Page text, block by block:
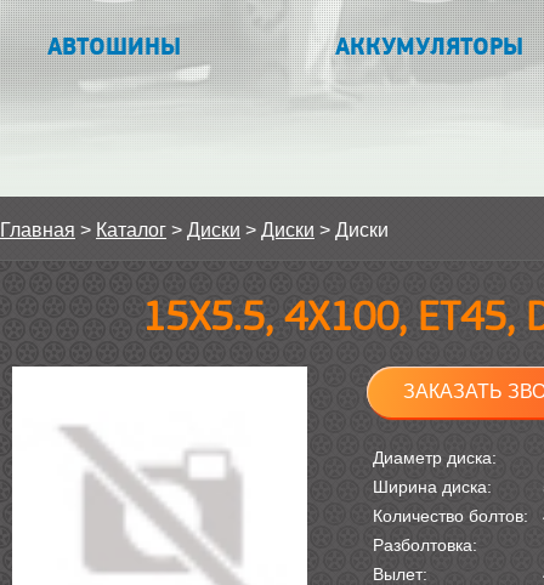
АВТОШИНЫ АККУМУЛЯТОРЫ
Главная > Каталог > Диски > Диски > Диски
15Х5.5, 4Х100, ET45,
ЗАКАЗАТЬ
Диаметр диска:
Ширина диска:
Количество болтов:
Разболтовка:
Вылет: